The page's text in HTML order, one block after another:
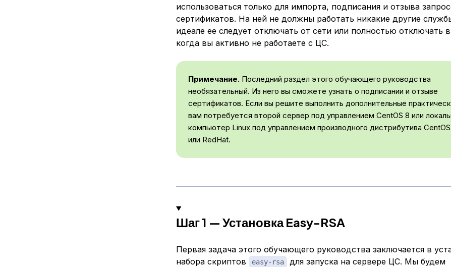
использоваться только для импорта, подписания и отзыва
сертификатов. На ней не должны работать никакие другие
идеале ее следует отключать от сети или полностью отключать
когда вы активно не работаете с ЦС.
Примечание.Последний раздел этого обучающего руководства
необязательный. Из него вы сможете узнать о подписании и отзыве
сертификатов. Если вы решите выполнить дополнительные
вам потребуется второй сервер под управлением CentOS 8 или
компьютер Linux под управлением производного дистрибутива
или RedHat.
Шаг 1 — Установка Easy-RSA
Первая задача этого обучающего руководства заключается в
набора скриптов
easy-rsa
для запуска на сервере ЦС. Мы будем